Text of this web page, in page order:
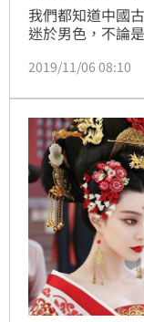
我們都知道中國
迷於男色，不論
不敢懷孕！
2019/11/06 08:10